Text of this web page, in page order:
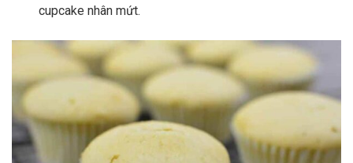
cupcake nhân mứt.